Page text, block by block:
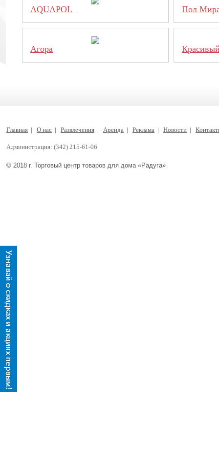
AQUAPOL Пол
Агора
Администрация: (342) 215-61-06
© 2018 г. Торговый центр товаров для дома «Радуга»
Главная | О нас | Развлечения | Аренда | Реклама | Новости |